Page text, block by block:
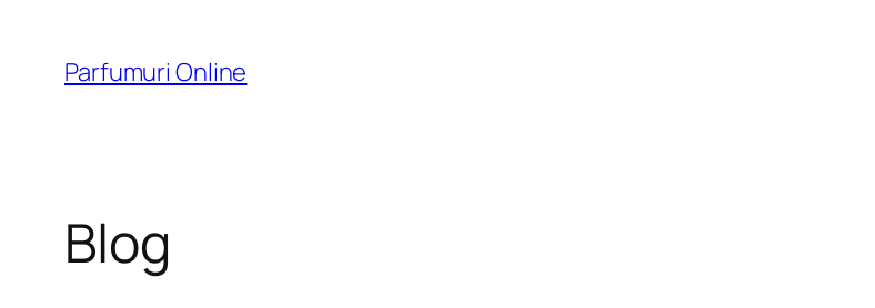
content
Parfumuri Online
Blog